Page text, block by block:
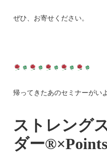
ぜひ、お寄せください。
帰ってきたあのセミナーがい
ストレング
ダー